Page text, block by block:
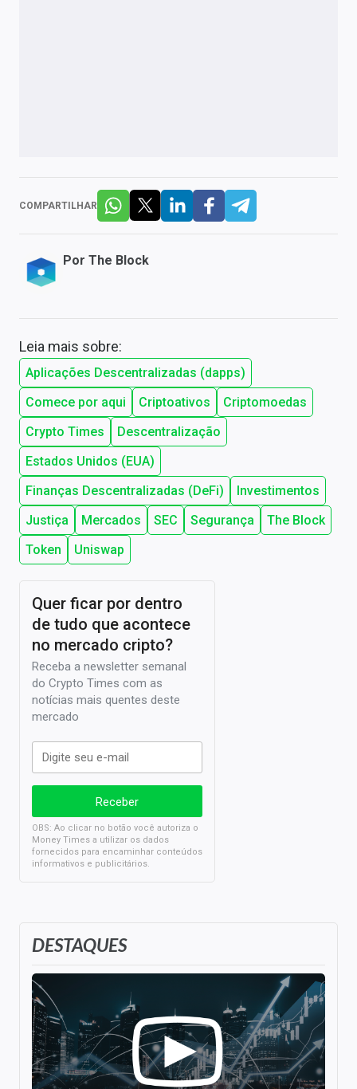
COMPARTILHAR
Por The Block
Leia mais sobre:
Aplicações Descentralizadas (dapps)
Comece por aqui
Criptoativos
Criptomoedas
Crypto Times
Descentralização
Estados Unidos (EUA)
Finanças Descentralizadas (DeFi)
Investimentos
Justiça
Mercados SEC Segurança
The Block
Token
Uniswap
DESTAQUES
Quer ficar por dentro
de tudo que acontece
no mercado cripto?
Receba a newsletter semanal
do Crypto Times com as
notícias mais quentes deste
mercado
OBS: Ao clicar no botão você autoriza o
Money Times a utilizar os dados
fornecidos para encaminhar conteúdos
informativos e publicitários.